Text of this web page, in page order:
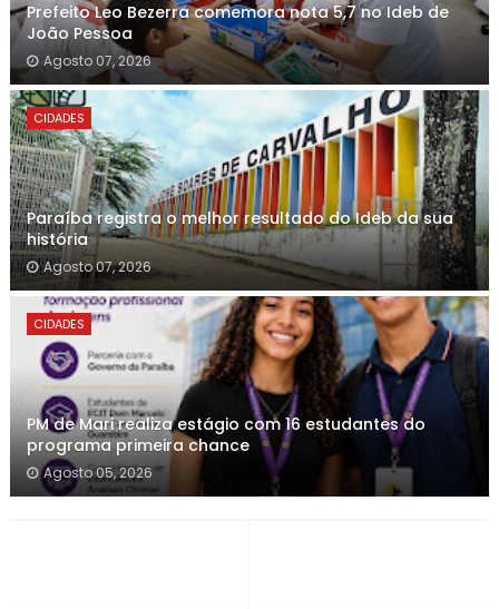
Prefeito Leo Bezerra comemora nota 5,7 no Ideb de
João Pessoa
Agosto 07, 2026
CIDADES
Paraíba registra o melhor resultado do Ideb da sua
história
Agosto 07, 2026
CIDADES
PM de Mari realiza estágio com 16 estudantes do
programa primeira chance
Agosto 05, 2026